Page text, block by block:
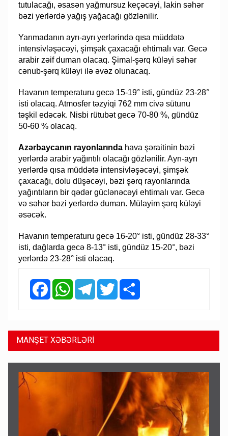
tutulacağı, əsasən yağmursuz keçəcəyi, lakin səhər
bəzi yerlərdə yağış yağacağı gözlənilir.
Yarımadanın ayrı-ayrı yerlərində qısa müddətə
intensivləşəcəyi, şimşək çaxacağı ehtimalı var. Gecə
arabir zəif duman olacaq. Şimal-şərq küləyi səhər
cənub-şərq küləyi ilə əvəz olunacaq.
Havanın temperaturu gecə 15-19° isti, gündüz 23-28°
isti olacaq. Atmosfer təzyiqi 762 mm civə sütunu
təşkil edəcək. Nisbi rütubət gecə 70-80 %, gündüz
50-60 % olacaq.
Azərbaycanın rayonlarında hava şəraitinin bəzi
yerlərdə arabir yağıntılı olacağı gözlənilir. Ayrı-ayrı
yerlərdə qısa müddətə intensivləşəcəyi, şimşək
çaxacağı, dolu düşəcəyi, bəzi şərq rayonlarında
yağıntıların bir qədər güclənəcəyi ehtimalı var. Gecə
və səhər bəzi yerlərdə duman. Mülayim şərq küləyi
əsəcək.
Havanın temperaturu gecə 16-20° isti, gündüz 28-33°
isti, dağlarda gecə 8-13° isti, gündüz 15-20°, bəzi
yerlərdə 23-28° isti olacaq.
FacebookWhatsAppTelegramTwitter
MANŞET XƏBƏRLƏRİ